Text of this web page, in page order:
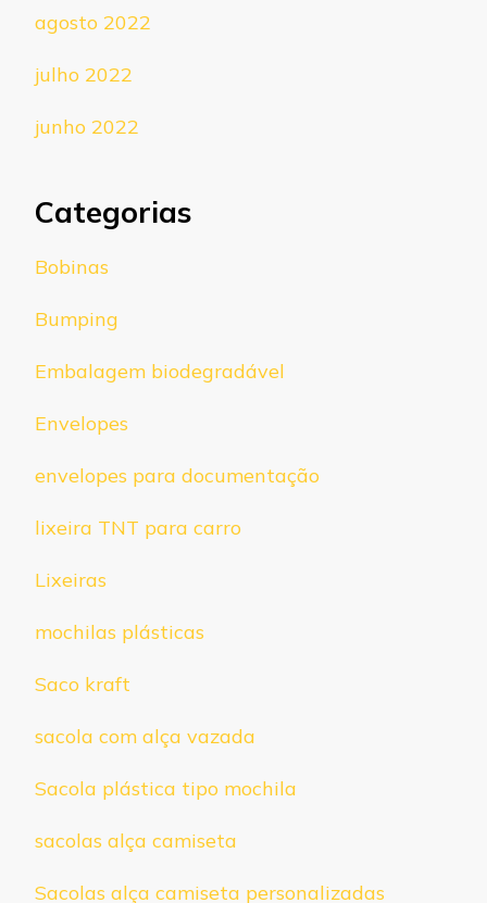
agosto 2022
julho 2022
junho 2022
Categorias
Bobinas
Bumping
Embalagem biodegradável
Envelopes
envelopes para documentação
lixeira TNT para carro
Lixeiras
mochilas plásticas
Saco kraft
sacola com alça vazada
Sacola plástica tipo mochila
sacolas alça camiseta
Sacolas alça camiseta personalizadas